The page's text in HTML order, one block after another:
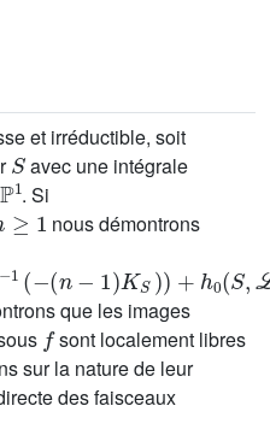
et irréductible, soit
S
avec une intégrale
. Si
≥ 1
nous démontrons
que les images
f
sont localement libres
sur la nature de leur
des faisceaux